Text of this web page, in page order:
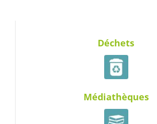
Déchets
Médiathèques